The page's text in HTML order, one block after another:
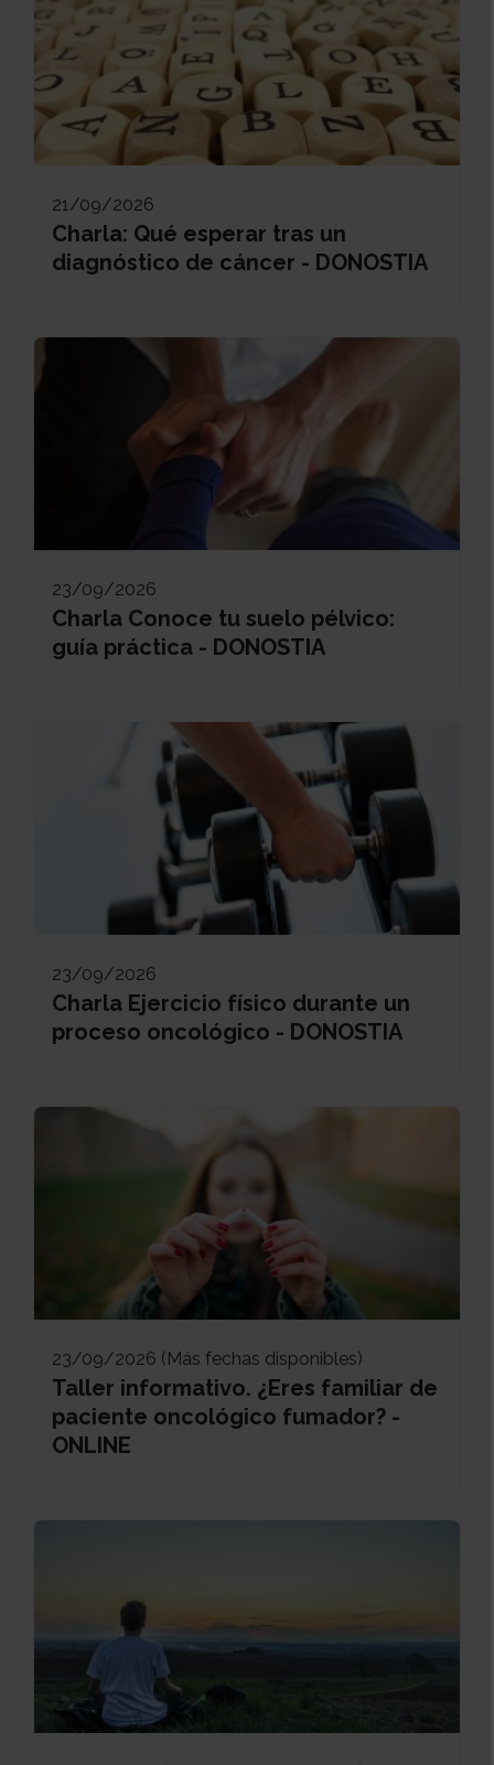
21/09/2026
Charla: Qué esperar tras un
diagnóstico de cáncer - DONOSTIA
23/09/2026
Charla Conoce tu suelo pélvico:
guía práctica - DONOSTIA
23/09/2026
Charla Ejercicio físico durante un
proceso oncológico - DONOSTIA
23/09/2026 (Más fechas disponibles)
Taller informativo. ¿Eres familiar de
paciente oncológico fumador? -
ONLINE